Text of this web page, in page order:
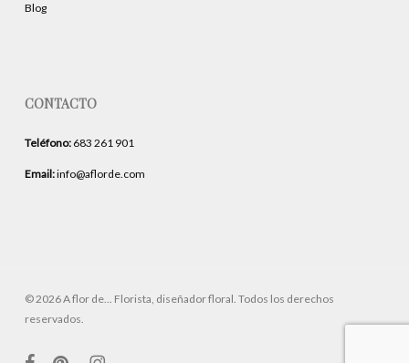
Blog
CONTACTO
Teléfono:683 261 901
Email:info@aflorde.com
© 2026 A flor de... Florista, diseñador floral. Todos los derechos
reservados.